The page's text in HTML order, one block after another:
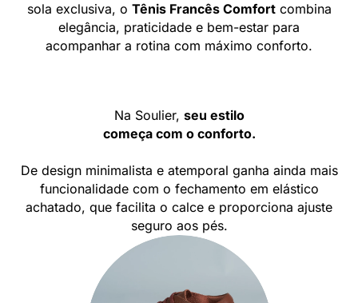
sola exclusiva, o Tênis Francês Comfortcombina
elegância, praticidade e bem-estar para
acompanhar a rotina com máximo conforto.
Na Soulier, seu estilo
começa com o conforto.
De design minimalista e atemporal ganha ainda mais
funcionalidade com o fechamento em elástico
achatado, que facilita o calce e proporciona ajuste
seguro aos pés.